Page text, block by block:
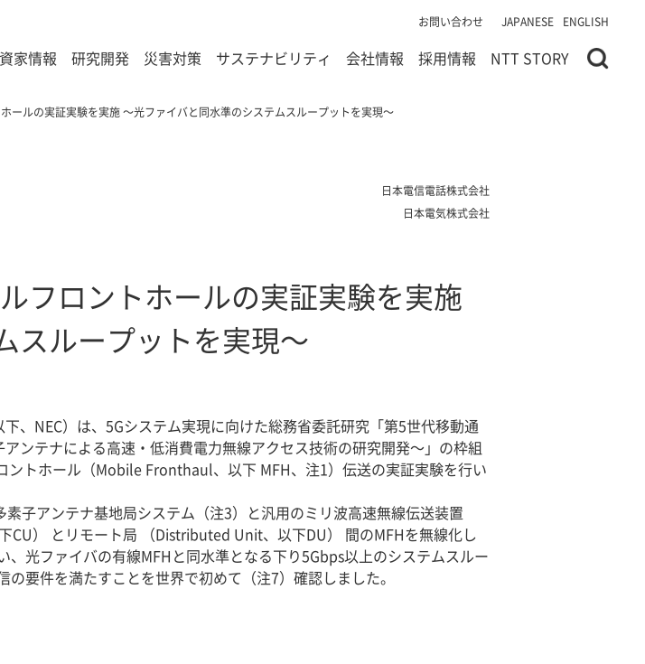
お問い合わせ JAPANESE ENGLISH
家情報 研究開発 災害対策 サステナビリティ 会社情報 採用情報 NTT STORY
ールの実証実験を実施 ～光ファイバと同水準のシステムスループットを実現～
日本電信電話株式会社
日本電気株式会社
フロントホールの実証実験を実施
スループットを実現～
、NEC）は、5Gシステム実現に向けた総務省委託研究「第5世代移動通
ンテナによる高速・低消費電力無線アクセス技術の研究開発～」の枠組
トホール（Mobile Fronthaul、以下 MFH、注1）伝送の実証実験を行い
子アンテナ基地局システム（注3）と汎用のミリ波高速無線伝送装置
CU） とリモート局 （Distributed Unit、以下DU） 間のMFHを無線化し
光ファイバの有線MFHと同水準となる下り5Gbps以上のシステムスルー
要件を満たすことを世界で初めて（注7）確認しました。